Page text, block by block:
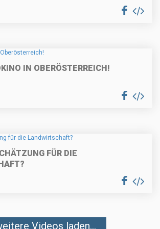
IN OBERÖSTERREICH!
FÜR DIE
Videos laden...